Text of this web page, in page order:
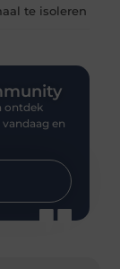
te isoleren
ontdek
en